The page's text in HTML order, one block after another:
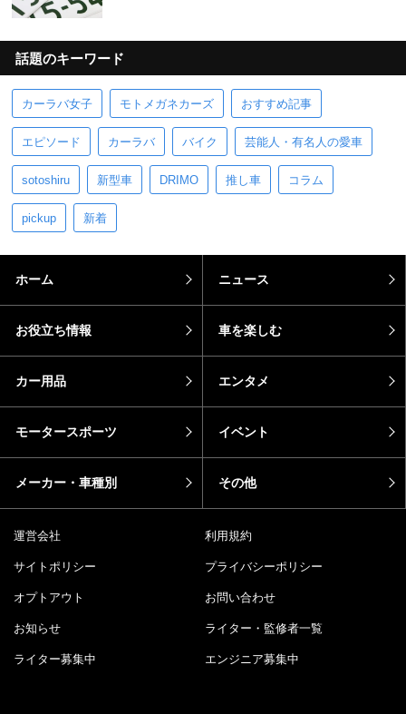
話題のキーワード
カーラバ女子 モトメガネカーズ おすすめ記事
エピソード カーラバ バイク 芸能人・有名人の愛車
sotoshiru 新型車 DRIMO 推し車 コラム
pickup 新着
ホーム ニュース
お役立ち情報 車を楽しむ
カー用品 エンタメ
モータースポーツ イベント
メーカー・車種別 その他
運営会社 利用規約
サイトポリシー プライバシーポリシー
オプトアウト お問い合わせ
お知らせ ライター・監修者一覧
ライター募集中 エンジニア募集中